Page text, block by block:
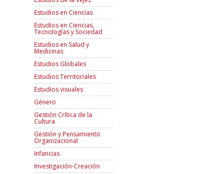
Estudios en Ciencias
Estudios en Ciencias,
Tecnologías y Sociedad
Estudios en Salud y
Medicinas
Estudios Globales
Estudios Territoriales
Estudios visuales
Género
Gestión Crítica de la
Cultura
Gestión y Pensamiento
Organizacional
Infancias
Investigación-Creación